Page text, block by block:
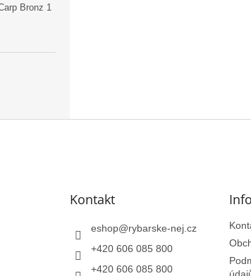
Bronz 1
Kontakt
eshop@rybarske-nej.cz
+420 606 085 800
+420 606 085 800